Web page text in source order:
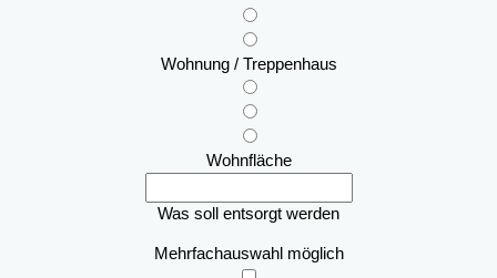
Wohnung / Treppenhaus
Wohnfläche
Was soll entsorgt werden
Mehrfachauswahl möglich